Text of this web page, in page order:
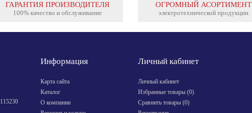
ГАРАНТИЯ ПРОИЗВОДИТЕЛЯ
100% качество и обслуживание
ОГРОМНЫЙ АСОРТИМЕНТ
электротехнической продукции
115230
Информация
Карта сайта
Каталог
О компании
Личный кабинет
Личный кабинет
Избранные товары (0)
Сравнить товары (0)